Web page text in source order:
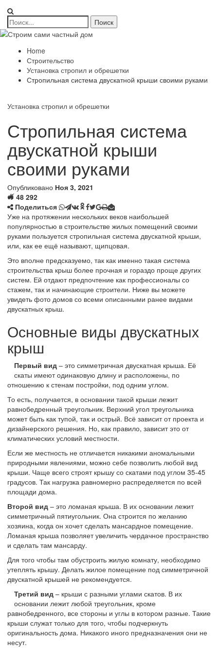
Home
Строительство
Установка стропил и обрешетки
Стропильная система двускатной крыши своими руками
Установка стропил и обрешетки
Стропильная система
двускатной крыши
своими руками
Опубликовано Ноя 3, 2021
48 292
Поделиться
Уже на протяжении нескольких веков наибольшей
популярностью в строительстве жилых помещений своими
руками пользуется стропильная система двускатной крыши,
или, как ее ещё называют, щипцовая.
Это вполне предсказуемо, так как именно такая система
строительства крыш более прочная и гораздо проще других
систем. Ей отдают предпочтение как профессионалы со
стажем, так и начинающие строители. Ниже вы можете
увидеть фото домов со всеми описанными ранее видами
двускатных крыш.
Основные виды двускатных
крыш
Первый вид – это симметричная двускатная крыша. Её
скаты имеют одинаковую длину и расположены, по
отношению к стенам постройки, под одним углом.
То есть, получается, в основании такой крыши лежит
равнобедренный треугольник. Верхний угол треугольника
может быть как тупой, так и острый. Всё зависит от проекта и
дизайнерского решения. Но, как правило, зависит это от
климатических условий местности.
Если же местность не отличается никакими аномальными
природными явлениями, можно себе позволить любой вид
крыши. Чаще всего строят крышу со скатами под углом 35-45
градусов. Так нагрузка равномерно распределяется по всей
площади дома.
Второй вид – это ломаная крыша. В их основании лежит
симметричный пятиугольник. Она строится по желанию
хозяина, когда он хочет сделать мансардное помещение.
Ломаная крыша позволяет увеличить чердачное пространство
и сделать там мансарду.
Для того чтобы там обустроить жилую комнату, необходимо
утеплять крышу. Делать жилое помещение под симметричной
двускатной крышей не рекомендуется.
Третий вид – крыши с разными углами скатов. В их
основании лежит любой треугольник, кроме
равнобедренного, все стороны и углы в котором разные. Такие
крыши служат только для того, чтобы подчеркнуть
оригинальность дома. Никакого иного предназначения они не
несут.